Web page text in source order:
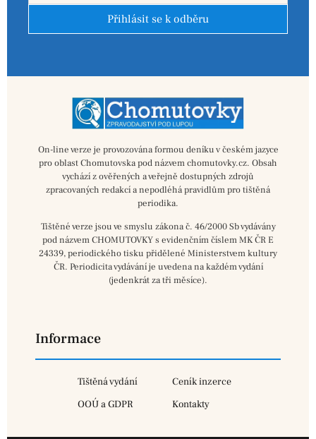
Přihlásit se k odběru
On-line verze je provozována formou deníku v českém jazyce
pro oblast Chomutovska pod názvem chomutovky.cz. Obsah
vychází z ověřených a veřejně dostupných zdrojů
zpracovaných redakcí a nepodléhá pravidlům pro tištěná
periodika.
Tištěné verze jsou ve smyslu zákona č. 46/2000 Sb vydávány
pod názvem CHOMUTOVKY s evidenčním číslem MK ČR E
24339, periodického tisku přidělené Ministerstvem kultury
ČR. Periodicita vydávání je uvedena na každém vydání
(jedenkrát za tři měsíce).
Informace
Tištěná vydání
Ceník inzerce
OOÚ a GDPR
Kontakty